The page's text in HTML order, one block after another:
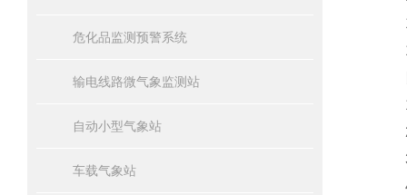
危化品监测预警系统
输电线路微气象监测站
自动小型气象站
车载气象站
1
2
3
4